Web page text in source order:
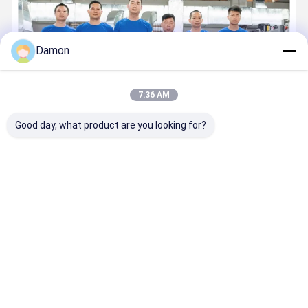
Damon
7:36 AM
Good day, what product are you looking for?